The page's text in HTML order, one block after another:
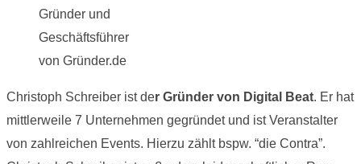
Gründer und
Geschäftsführer
von Gründer.de
Christoph Schreiber ist der Gründer von Digital Beat. Er hat
mittlerweile 7 Unternehmen gegründet und ist Veranstalter
von zahlreichen Events. Hierzu zählt bspw. “die Contra”.